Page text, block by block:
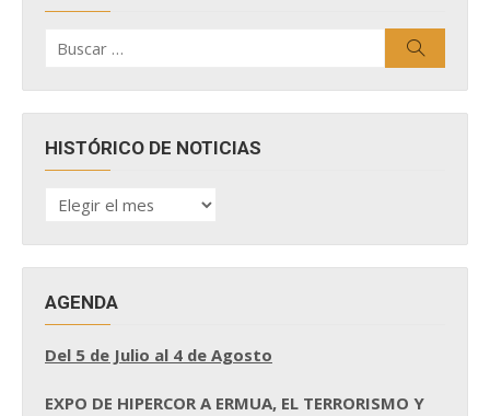
por:
HISTÓRICO DE NOTICIAS
HISTÓRICO
DE
AGENDA
Del 5 de Julio al 4 de Agosto
EXPO DE HIPERCOR A ERMUA, EL TERRORISMO Y